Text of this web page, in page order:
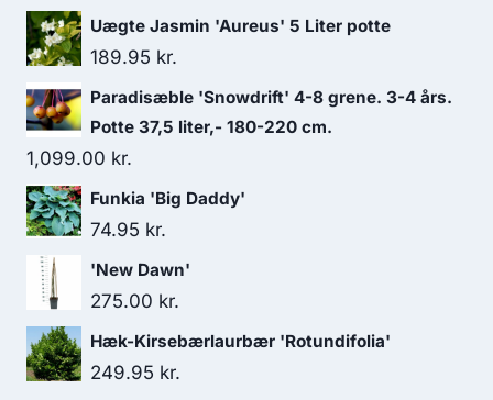
Uægte Jasmin 'Aureus' 5 Liter potte
189.95 kr.
Paradisæble 'Snowdrift' 4-8 grene. 3-4 års.
Potte 37,5 liter,- 180-220 cm.
1,099.00 kr.
Funkia 'Big Daddy'
74.95 kr.
'New Dawn'
275.00 kr.
Hæk-Kirsebærlaurbær 'Rotundifolia'
249.95 kr.